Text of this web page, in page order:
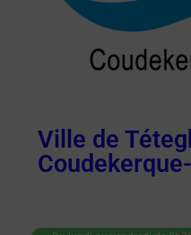
Ville de